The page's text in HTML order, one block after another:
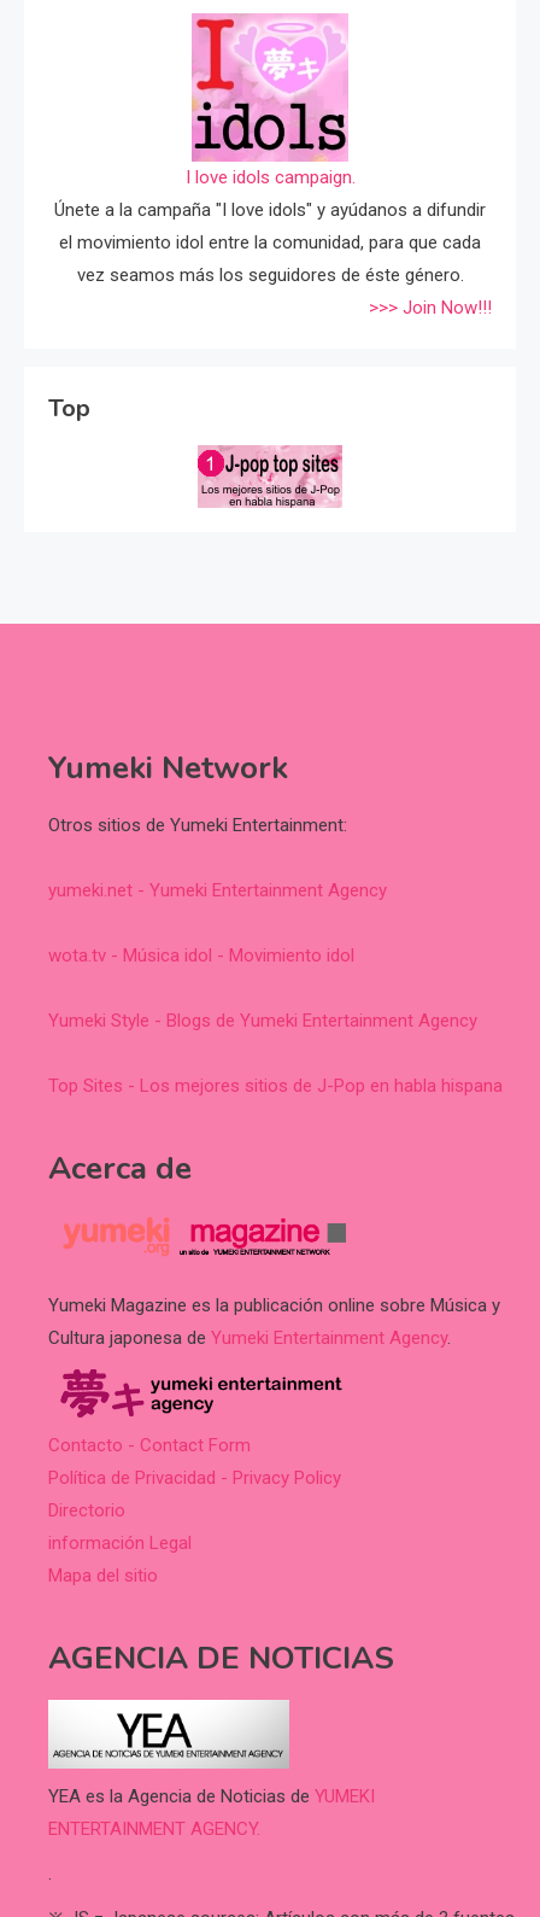
I love idols campaign.
Únete a la campaña "I love idols" y ayúdanos a difundir
el movimiento idol entre la comunidad, para que cada
vez seamos más los seguidores de éste género.
>>> Join Now!!!
Top
Yumeki Network
Otros sitios de Yumeki Entertainment:
yumeki.net - Yumeki Entertainment Agency
wota.tv - Música idol - Movimiento idol
Yumeki Style - Blogs de Yumeki Entertainment Agency
Top Sites - Los mejores sitios de J-Pop en habla hispana
Acerca de
Yumeki Magazine es la publicación online sobre Música y
Cultura japonesa de Yumeki Entertainment Agency.
Contacto - Contact Form
Política de Privacidad - Privacy Policy
Directorio
información Legal
Mapa del sitio
AGENCIA DE NOTICIAS
YEA es la Agencia de Noticias de YUMEKI
ENTERTAINMENT AGENCY.
.